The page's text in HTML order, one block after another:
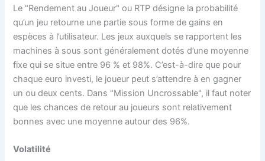
Le "Rendement au Joueur" ou RTP désigne la probabilité
qu’un jeu retourne une partie sous forme de gains en
espèces à l’utilisateur. Les jeux auxquels se rapportent les
machines à sous sont généralement dotés d’une moyenne
fixe qui se situe entre 96 % et 98%. C’est-à-dire que pour
chaque euro investi, le joueur peut s’attendre à en gagner
un ou deux cents. Dans "Mission Uncrossable", il faut noter
que les chances de retour au joueurs sont relativement
bonnes avec une moyenne autour des 96%.
Volatilité